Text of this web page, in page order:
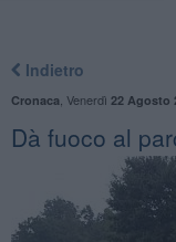
Indietro
Cronaca Venerdì 22 Agosto
Dà fuoco al